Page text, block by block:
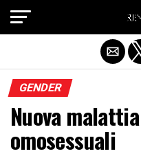
GENDER
Nuova
omosessuali
Exit